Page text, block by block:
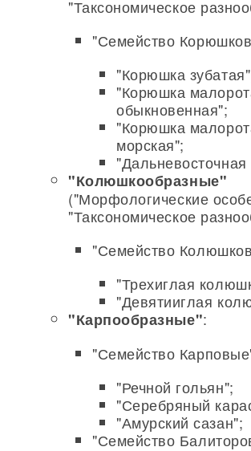
"Таксономическое
"Семейство
"Корюшка
"Корюшка
обыкновенная";
"Корюшка
морская";
"Колюшкообразные"
("Морфологические
"Таксономическое
"Семейство
"Трехиглая
"Девятииглая
"Карпообразные":
"Семейство
"Речной гольян";
"Серебряный
"Амурский сазан";
"Семейство